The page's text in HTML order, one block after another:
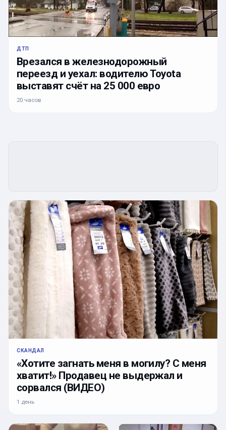
ДТП
Врезался в железнодорожный
переезд и уехал: водителю Toyota
выставят счёт на 25 000 евро
20 часов
СКАНДАЛ
«Хотите загнать меня в могилу? С меня
хватит!» Продавец не выдержал и
сорвался (ВИДЕО)
1 день